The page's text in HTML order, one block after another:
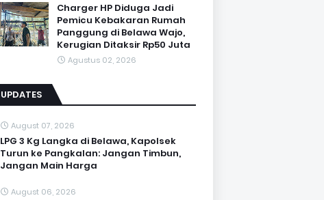
Charger HP Diduga Jadi
Pemicu Kebakaran Rumah
Panggung di Belawa Wajo,
Kerugian Ditaksir Rp50 Juta
Agustus 02, 2026
UPDATES
August 07, 2026
LPG 3 Kg Langka di Belawa, Kapolsek
Turun ke Pangkalan: Jangan Timbun,
Jangan Main Harga
August 06, 2026